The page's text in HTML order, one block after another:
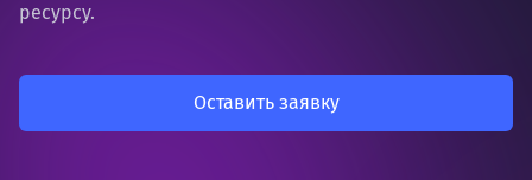
ресурсу.
Оставить заявку